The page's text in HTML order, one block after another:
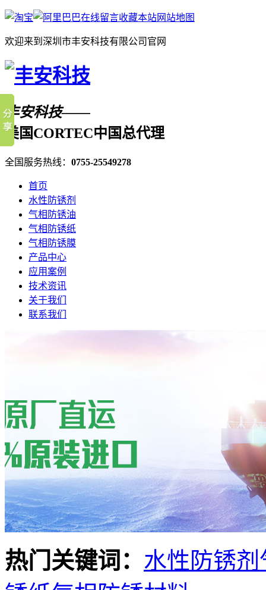
在线留言收藏本站网站地图
欢迎来到深圳市丰安科技有限公司官网
丰安科技——
美国CORTEC中国总代理
全国服务热线： 0755-25549278
首页
水性防锈剂
气相防锈油
气相防锈纸
气相防锈膜
产品中心
应用案例
技术资讯
关于我们
联系我们
热门关键词： 水性防锈剂